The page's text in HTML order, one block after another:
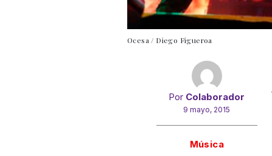
Ocesa / Diego Figueroa
Por Colaborador
9 mayo, 2015
Música